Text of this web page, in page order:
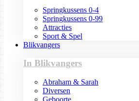
Springkussens 0-4
Springkussens 0-99
Attracties
Sport & Spel
Blikvangers
In Blikvangers
Abraham & Sarah
Diversen
Geboorte